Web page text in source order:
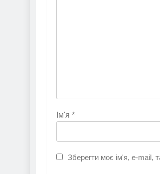
Ім'я *
Зберегти моє ім'я, e-mail,